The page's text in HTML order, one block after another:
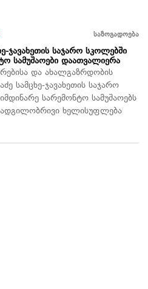
საზოგადოება
ჯავახეთის საჯარო სკოლებში
სამუშაოები დაათვალიერა
და ახალგაზრდობის
სამცხე-ჯავახეთის საჯარო
სარემონტო სამუშაოებს
ხელისუფლება